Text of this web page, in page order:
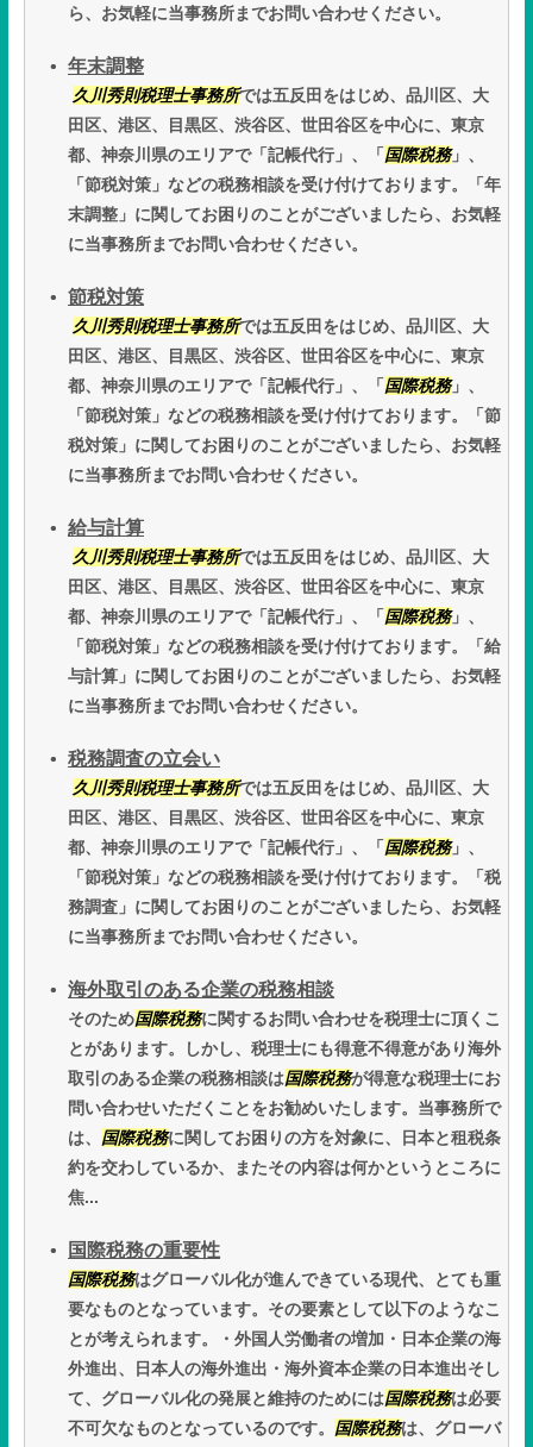
ら、お気軽に当事務所までお問い合わせください。
年末調整
久川秀則税理士事務所では五反田をはじめ、品川区、大
田区、港区、目黒区、渋谷区、世田谷区を中心に、東京
都、神奈川県のエリアで「記帳代行」、「 国際税務」、
「節税対策」などの税務相談を受け付けております。「年
末調整」に関してお困りのことがございましたら、お気軽
に当事務所までお問い合わせください。
節税対策
久川秀則税理士事務所では五反田をはじめ、品川区、大
田区、港区、目黒区、渋谷区、世田谷区を中心に、東京
都、神奈川県のエリアで「記帳代行」、「 国際税務」、
「節税対策」などの税務相談を受け付けております。「節
税対策」に関してお困りのことがございましたら、お気軽
に当事務所までお問い合わせください。
給与計算
久川秀則税理士事務所では五反田をはじめ、品川区、大
田区、港区、目黒区、渋谷区、世田谷区を中心に、東京
都、神奈川県のエリアで「記帳代行」、「 国際税務」、
「節税対策」などの税務相談を受け付けております。「給
与計算」に関してお困りのことがございましたら、お気軽
に当事務所までお問い合わせください。
税務調査の立会い
久川秀則税理士事務所では五反田をはじめ、品川区、大
田区、港区、目黒区、渋谷区、世田谷区を中心に、東京
都、神奈川県のエリアで「記帳代行」、「 国際税務」、
「節税対策」などの税務相談を受け付けております。「税
務調査」に関してお困りのことがございましたら、お気軽
に当事務所までお問い合わせください。
海外取引のある企業の税務相談
そのため国際税務に関するお問い合わせを税理士に頂くこ
とがあります。しかし、税理士にも得意不得意があり海外
取引のある企業の税務相談は国際税務が得意な税理士にお
問い合わせいただくことをお勧めいたします。当事務所で
は、 国際税務に関してお困りの方を対象に、日本と租税条
約を交わしているか、またその内容は何かというところに
焦...
国際税務の重要性
国際税務はグローバル化が進んできている現代、とても重
要なものとなっています。その要素として以下のようなこ
とが考えられます。・外国人労働者の増加・日本企業の海
外進出、日本人の海外進出・海外資本企業の日本進出そし
て、グローバル化の発展と維持のためには国際税務は必要
不可欠なものとなっているのです。 国際税務は、グローバ